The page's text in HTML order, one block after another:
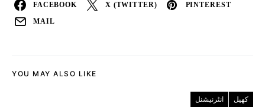
FACEBOOK X (TWITTER) PINTEREST
MAIL
YOU MAY ALSO LIKE
انٹرنیشنل کھیل